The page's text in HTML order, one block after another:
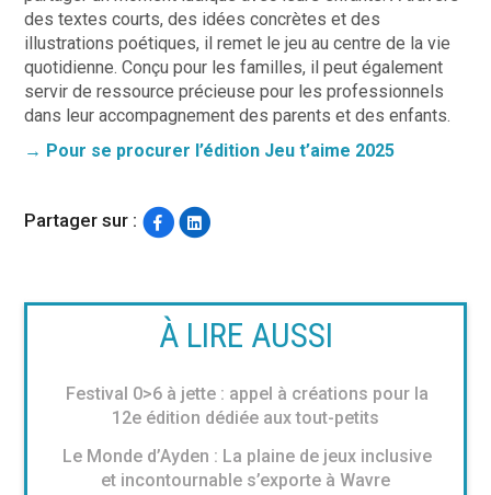
des textes courts, des idées concrètes et des
illustrations poétiques, il remet le jeu au centre de la vie
quotidienne. Conçu pour les familles, il peut également
servir de ressource précieuse pour les professionnels
dans leur accompagnement des parents et des enfants.
→ Pour se procurer l’édition Jeu t’aime 2025
Partager sur :
À LIRE AUSSI
Festival 0>6 à jette : appel à créations pour la
12e édition dédiée aux tout-petits
Le Monde d’Ayden : La plaine de jeux inclusive
et incontournable s’exporte à Wavre